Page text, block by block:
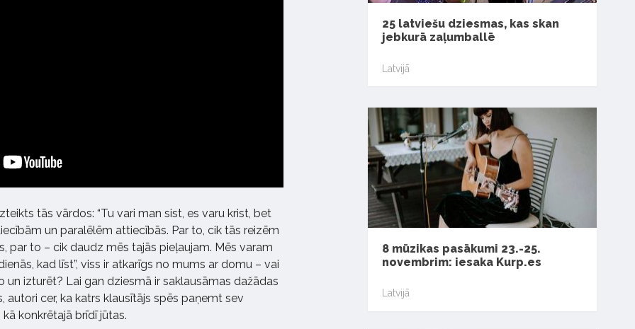
tās vārdos: “Tu vari man sist, es varu krist, bet
un paralēlēm attiecībās. Par to, cik tās reizēm
par to – cik daudz mēs tajās pieļaujam. Mēs varam
kad līst”, viss ir atkarīgs no mums ar domu – vai
un izturēt? Lai gan dziesmā ir saklausāmas dažādas
autori cer, ka katrs klausītājs spēs paņemt sev
konkrētajā brīdī jūtas.
25 latviešu dziesmas, kas skan
jebkurā zaļumballē
Latvijā
8 mūzikas pasākumi 23.-25.
novembrim: iesaka Kurp.es
Latvijā